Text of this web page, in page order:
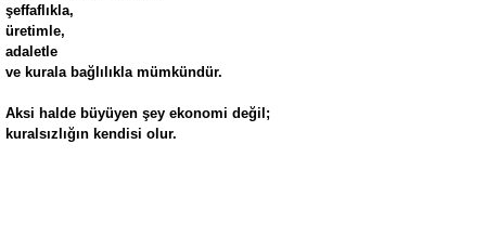
şeffaflıkla,
üretimle,
adaletle
ve kurala bağlılıkla mümkündür.
Aksi halde büyüyen şey ekonomi değil;
kuralsızlığın kendisi olur.